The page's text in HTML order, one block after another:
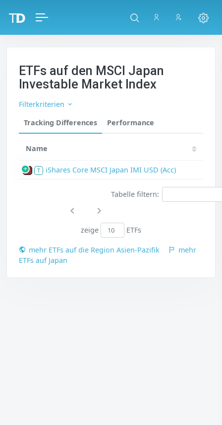
ETFs auf den MSCI Japan
Investable Market Index
Filterkriterien
Tracking Differences
Performance
Name
P T iShares Core MSCI Japan IMI USD (Acc)
Tabelle filtern:
zeige ETFs
mehr ETFs auf die Region Asien-Pazifik
mehr
ETFs auf Japan